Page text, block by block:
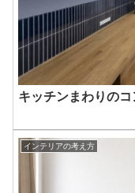
キッチンまわりの
インテリアの考え方